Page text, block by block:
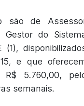
são de
Gestor do
e que
5.760,00,
semanais.